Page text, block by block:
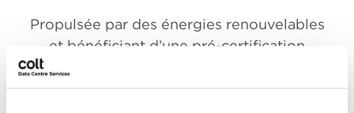
Propulsée par des énergies renouvelables
et bénéficiant d’une pré-certification
Platinum délivrée par l’Indian Green
Building Council, vous pouvez avoir